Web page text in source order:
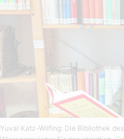
Yuval Katz-Wilfing: Die Bibliothek